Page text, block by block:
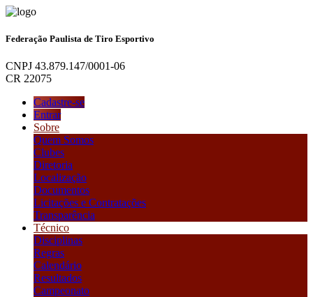
Federação Paulista de Tiro Esportivo
CNPJ 43.879.147/0001-06
CR 22075
Cadastre-se
Entrar
Sobre
Quem Somos
Clubes
Diretoria
Localização
Documentos
Licitações e Contratações
Transparência
Técnico
Disciplinas
Regras
Calendário
Resultados
Campeonato